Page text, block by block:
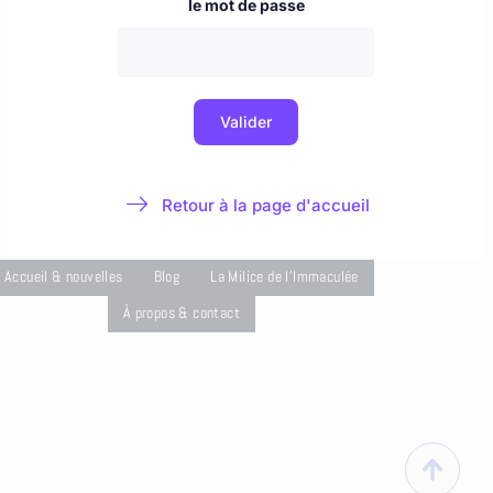
Accueil & nouvelles Blog
La Milice de l'Immaculée
À propos & contact